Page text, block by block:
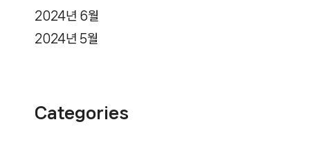
2024년 6월
2024년 5월
Categories